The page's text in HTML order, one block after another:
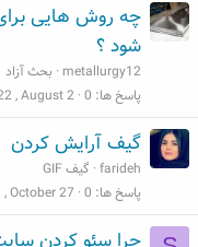
چه روش هایی
شود ؟
metallurgy12 بحث آزاد
پاسخ ها 0
, August 2
گیف آرایش کردن
farideh گیف GIF
پاسخ ها 0
October 27
چرا سئو کردن